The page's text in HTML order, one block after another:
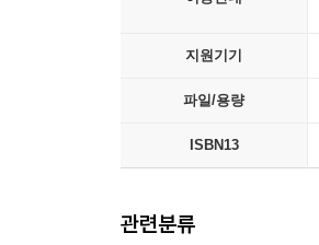
지원기기
파일/용량
ISBN13
관련분류